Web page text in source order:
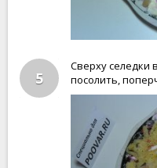
5
Сверху селедки
посолить,